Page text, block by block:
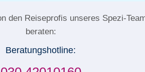
den Reiseprofis unseres Spezi-
beraten:
Beratungshotline: